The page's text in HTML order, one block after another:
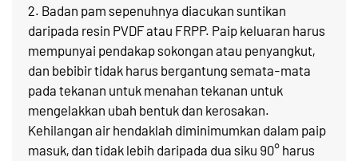
2. Badan pam sepenuhnya diacukan suntikan
daripada resin PVDF atau FRPP. Paip keluaran harus
mempunyai pendakap sokongan atau penyangkut,
dan bebibir tidak harus bergantung semata-mata
pada tekanan untuk menahan tekanan untuk
mengelakkan ubah bentuk dan kerosakan.
Kehilangan air hendaklah diminimumkan dalam paip
masuk, dan tidak lebih daripada dua siku 90° harus